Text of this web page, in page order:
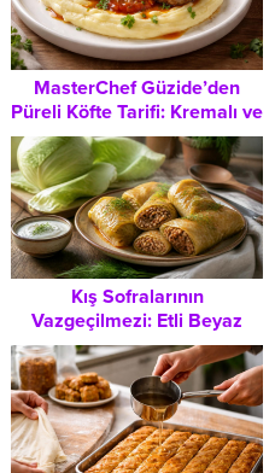
MasterChef Güzide’den
Püreli Köfte Tarifi: Kremalı ve
Şık Bir Ana Yemek
Kış Sofralarının
Vazgeçilmezi: Etli Beyaz
Lahana Sarması Tarifi ve Püf
Noktaları